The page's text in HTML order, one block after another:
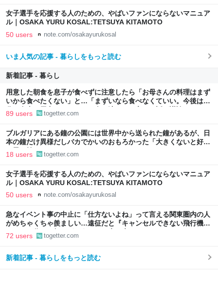
女子選手を応援する人のための、やばいファンにならないマニュア
ル｜OSAKA YURU KOSAL:TETSUYA KITAMOTO
50 users note.com/osakayurukosal
いま人気の記事 - 暮らしをもっと読む
新着記事 - 暮らし
用意した朝食を息子が食べずに注意したら「お母さんの料理はまず
いから食べたくない」と…「まずいなら食べなくていい。今後は自
分で食事を用意しなさい。お金は渡す」と言った話が議論に
89 users togetter.com
ブルガリアにある鐘の公園には世界中から送られた鐘があるが、日
本の鐘だけ異様だしバカでかいのおもろかった「大きくないと好き
な男を焼けないから、ね」
18 users togetter.com
女子選手を応援する人のための、やばいファンにならないマニュア
ル｜OSAKA YURU KOSAL:TETSUYA KITAMOTO
50 users note.com/osakayurukosal
急なイベント事の中止に「仕方ないよね」って言える関東圏内の人
がめちゃくちゃ羨ましい…遠征だと『キャンセルできない飛行機代
とホテル代』の怒りがどうしても先に来る
72 users togetter.com
新着記事 - 暮らしをもっと読む